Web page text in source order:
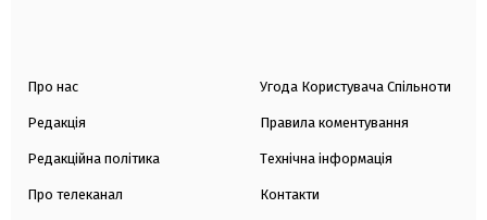
Про нас
Редакція
Редакційна політика
Про телеканал
Угода Користувача Спільноти
Правила коментування
Технічна інформація
Контакти